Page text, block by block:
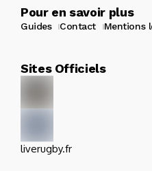
Pour en savoir plus
Guides Contact Mentions
Sites Officiels
liverugby.fr